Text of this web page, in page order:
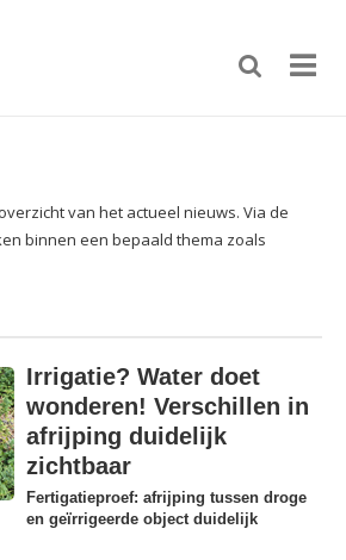
van het actueel nieuws. Via de
binnen een bepaald thema zoals
Irrigatie? Water doet
wonderen! Verschillen in
afrijping duidelijk
zichtbaar
Fertigatieproef: afrijping tussen droge
en geïrrigeerde object duidelijk